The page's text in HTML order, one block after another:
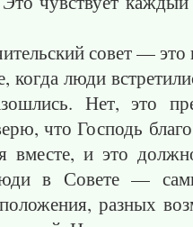
совет — это
когда люди
Нет, это
что Господь
вместе, и это
в Совете —
разных